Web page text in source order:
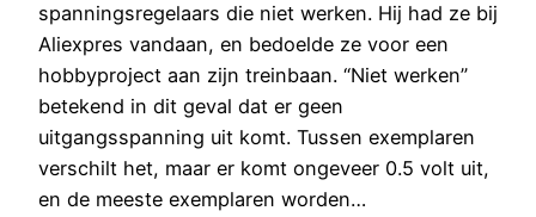
spanningsregelaars die niet werken. Hij had ze bij
Aliexpres vandaan, en bedoelde ze voor een
hobbyproject aan zijn treinbaan. “Niet werken”
betekend in dit geval dat er geen
uitgangsspanning uit komt. Tussen exemplaren
verschilt het, maar er komt ongeveer 0.5 volt uit,
en de meeste exemplaren worden…